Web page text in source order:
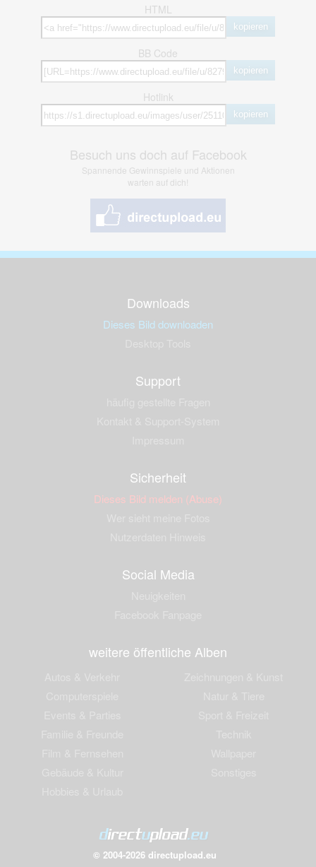
HTML
kopieren
BB Code
kopieren
Hotlink
kopieren
Besuch uns doch auf Facebook
Spannende Gewinnspiele und Aktionen
warten auf dich!
Downloads
Dieses Bild downloaden
Support
Sicherheit
Dieses Bild melden (Abuse)
Social Media
weitere öffentliche Alben
© 2004-2026 directupload.eu